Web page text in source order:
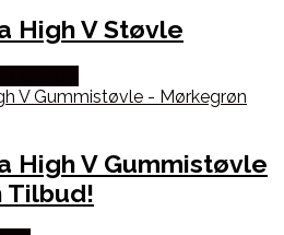
High V Støvle
High V Gummistøvle
Tilbud!